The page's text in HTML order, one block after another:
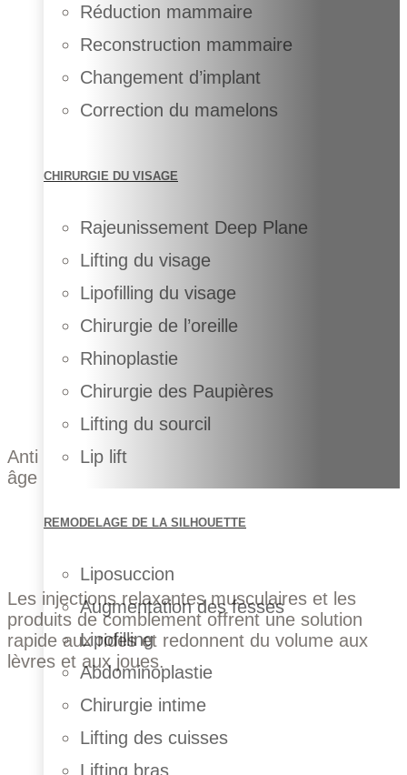
Réduction mammaire
Reconstruction mammaire
Changement d’implant
Correction du mamelons
CHIRURGIE DU VISAGE
Rajeunissement Deep Plane
Lifting du visage
Lipofilling du visage
Chirurgie de l’oreille
Rhinoplastie
Chirurgie des Paupières
Lifting du sourcil
Lip lift
REMODELAGE DE LA SILHOUETTE
Liposuccion
Augmentation des fesses
Lipofilling
Abdominoplastie
Chirurgie intime
Lifting des cuisses
Lifting bras
Anti
âge
Les injections relaxantes musculaires et les
produits de comblement offrent une solution
rapide aux rides et redonnent du volume aux
lèvres et aux joues.